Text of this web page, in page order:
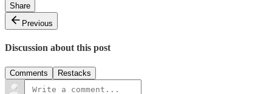
Share
Previous
Discussion about this post
Comments Restacks